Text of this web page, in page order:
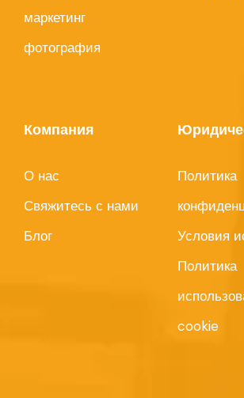
маркетинг
фотография
Компания
О нас
Свяжитесь с нами
Блог
Политика
Условия
Политика
cookie